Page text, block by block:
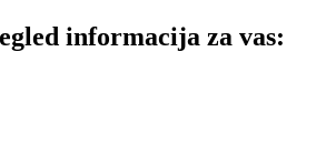
informacija za vas: